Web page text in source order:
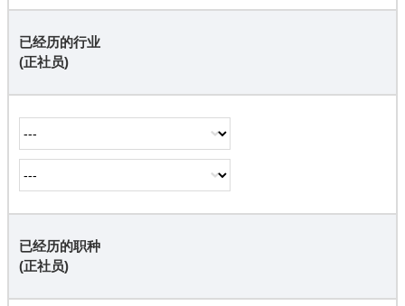
已经历的行业
(正社员)
已经历的职种
(正社员)